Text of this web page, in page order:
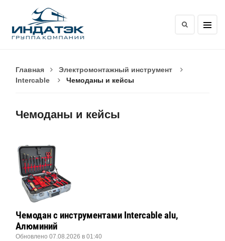
Главная
Электромонтажный инструмент
Intercable
Чемоданы и кейсы
Чемоданы и кейсы
Чемодан с инструментами Intercable alu,
Алюминий
Обновлено 07.08.2026 в 01:40